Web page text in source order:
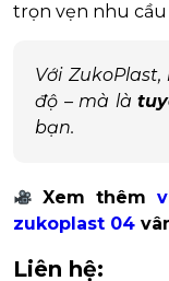
trọn vẹn nhu cầu
Với
độ – mà là
bạn.
Xem thêm
zukoplast 04
Liên hệ: